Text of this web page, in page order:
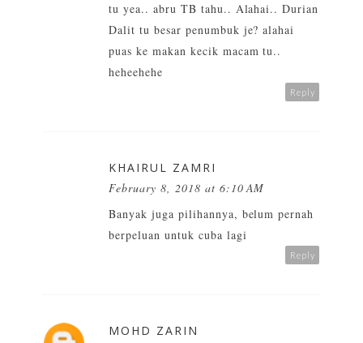
tu yea.. abru TB tahu.. Alahai.. Durian
Dalit tu besar penumbuk je? alahai
puas ke makan kecik macam tu..
heheehehe
Reply
KHAIRUL ZAMRI
February 8, 2018 at 6:10 AM
Banyak juga pilihannya, belum pernah
berpeluan untuk cuba lagi
Reply
MOHD ZARIN